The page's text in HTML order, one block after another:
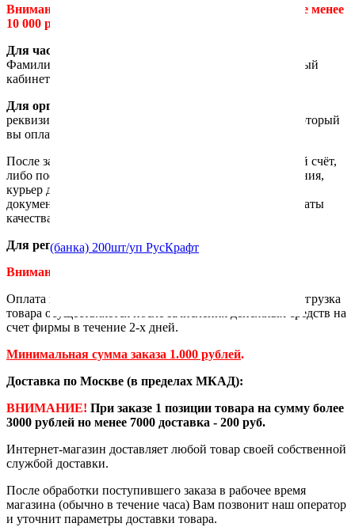
Внимание! Счета выставляются от суммы заказа не менее
10 000 руб!
Для частных лиц
Фамилию Имя Отчество и Вы оплачиваете через личный
кабинет вашего банка на наши реквизиты.
Для организаций
реквизиты, затем Вам выставляется счет для оплаты который
вы оплачиваете в течении 3-х рабочих дней.
После зачисления денежных средств на наш расчетный счёт,
либо после предоставления копии платёжного поручения,
курьер доставит заказ вместе со всеми необходимыми
документами (счет, транспортная накладная, сертификаты
качества).
Для регионов:
Внимание! Отправка в регион от 10 000 рублей!!
Оплата производится вышеуказанными способами. Отгрузка
товара осуществляется после зачисления денежных средств на
счет фирмы в течение 2-х дней.
Минимальная сумма заказа 1.000 рублей.
Доставка по Москве (в пределах МКАД):
ВНИМАНИЕ! При заказе 1 позиции товара на сумму более
3000 рублей но менее 7000 доставка - 200 руб.
Интернет-магазин доставляет любой товар своей собственной
службой доставки.
После обработки поступившего заказа в рабочее время
магазина (обычно в течение часа) Вам позвонит наш оператор
и уточнит параметры доставки товара.